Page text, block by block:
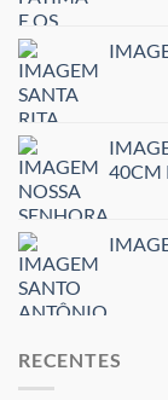
40CM
RECENTES